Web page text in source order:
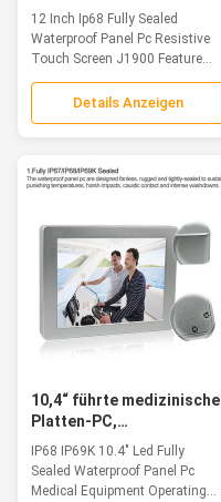
widerstrebender J1900
Fingerspitzentablett-PC
völlig wasserdichtes
12 Inch Ip68 Fully Sealed
Waterproof Panel Pc Resistive
Touch Screen J1900 Feature
The waterproof...
Details Anzeigen
10,4“ führte medizinische
Platten-PC,
Fingerspitzentablett-
Computer FCC IP68 IP69K
IP68 IP69K 10.4" Led Fully
Sealed Waterproof Panel Pc
Medical Equipment Operating...